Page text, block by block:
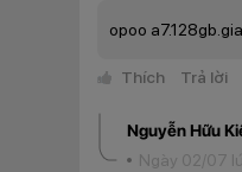
opoo
Thích Trả lời
Nguyễn Hữu
Ngày 02/07